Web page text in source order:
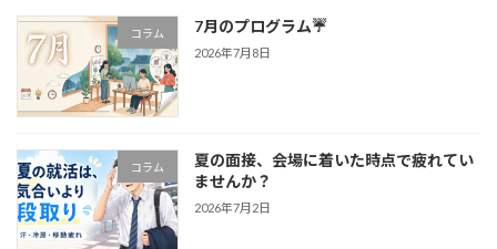
コラム 7月のプログラム☔
2026年7月8日
コラム
夏の面接、会場に着いた時点で疲れてい
ませんか？
2026年7月2日